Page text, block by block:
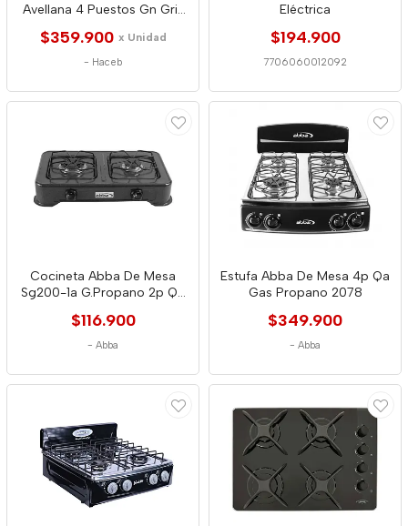
Avellana 4 Puestos Gn Gris
$359.900 x Unidad
- Haceb
Eléctrica
$194.900
7706060012092
Cocineta Abba De Mesa
Sg200-1a G.Propano 2p Qa
$116.900
- Abba
Estufa Abba De Mesa 4p Qa
Gas Propano 2078
$349.900
- Abba